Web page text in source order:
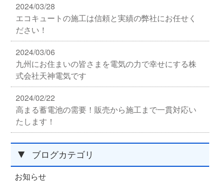
2024/03/28
エコキュートの施工は信頼と実績の弊社にお任せく
ださい！
2024/03/06
九州にお住まいの皆さまを電気の力で幸せにする株
式会社天神電気です
2024/02/22
高まる蓄電池の需要！販売から施工まで一貫対応い
たします！
▼ ブログカテゴリ
お知らせ